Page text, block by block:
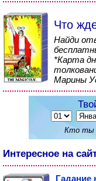
Что
Найди
*Карта
Марины
Кто ты
Интересное на
Гадание